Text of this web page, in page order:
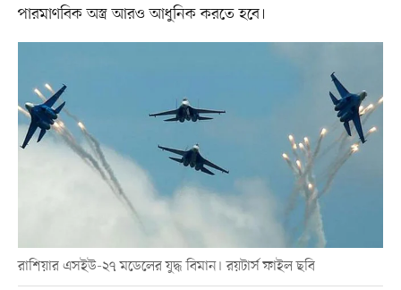
পারমাণবিক অস্ত্র আরও আধুনিক করতে হবে।
রাশিয়ার এসইউ-২৭ মডেলের যুদ্ধ বিমান। রয়টার্স ফাইল ছবি